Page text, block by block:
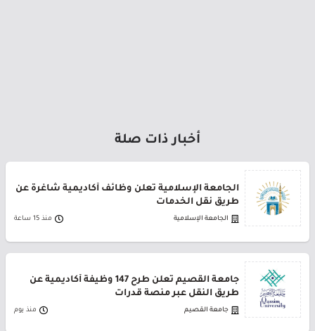
أخبار ذات صلة
الجامعة الإسلامية تعلن وظائف أكاديمية شاغرة عن
طريق نقل الخدمات
الجامعة الإسلامية منذ 15 ساعة
جامعة القصيم تعلن طرح 147 وظيفة أكاديمية عن
طريق النقل عبر منصة قدرات
جامعة القصيم منذ يوم